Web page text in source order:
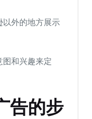
以外的地方展示
图和兴趣来定
告的步